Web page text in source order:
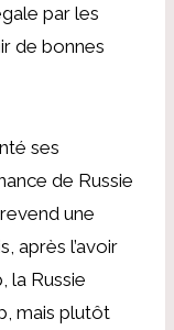
par les
de bonnes
ses
de Russie
une
après l’avoir
la Russie
mais plutôt